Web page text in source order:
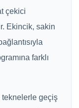
çekici
Ekincik, sakin
farklı
teknelerle geçiş